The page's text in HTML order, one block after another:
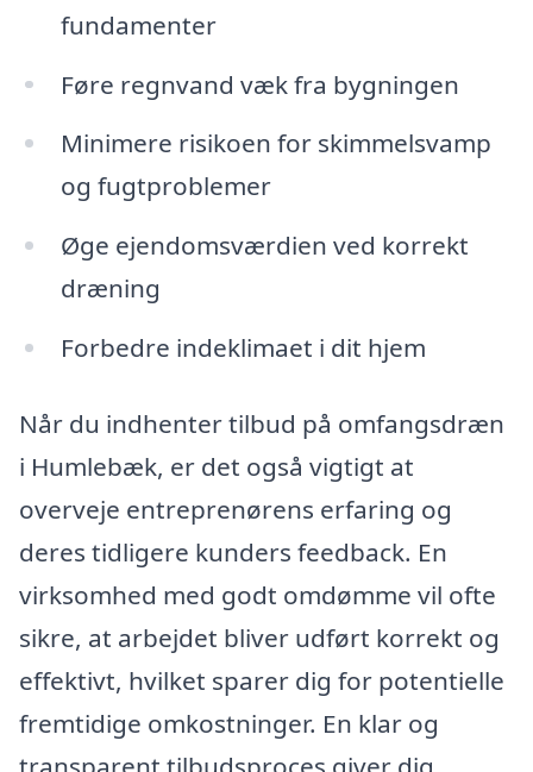
fundamenter
Føre regnvand væk fra bygningen
Minimere risikoen for skimmelsvamp
og fugtproblemer
Øge ejendomsværdien ved korrekt
dræning
Forbedre indeklimaet i dit hjem
Når du indhenter tilbud på omfangsdræn
i Humlebæk, er det også vigtigt at
overveje entreprenørens erfaring og
deres tidligere kunders feedback. En
virksomhed med godt omdømme vil ofte
sikre, at arbejdet bliver udført korrekt og
effektivt, hvilket sparer dig for potentielle
fremtidige omkostninger. En klar og